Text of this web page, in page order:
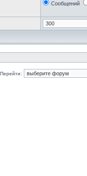
Сообщений
Перейти: